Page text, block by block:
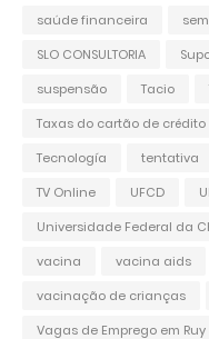
saúde financeira
SLO CONSULTORIA
suspensão
Tacio
Taxas do cartão de crédito
Tecnología
tentativa
TV Online
UFCD
Universidade Federal da
vacina
vacina aids
vacinação de crianças
Vagas de Emprego em Ruy